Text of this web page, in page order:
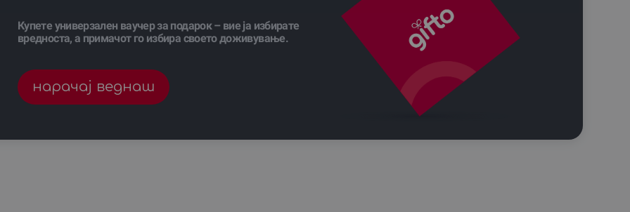
Купете универзален ваучер за подарок – вие ја избирате
вредноста, а примачот го избира своето доживување.
нарачај веднаш